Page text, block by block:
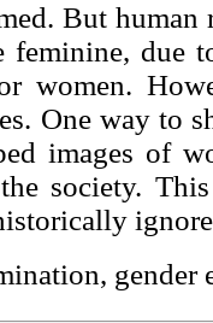
But human
due
women.
One way to
images of
society.
gender